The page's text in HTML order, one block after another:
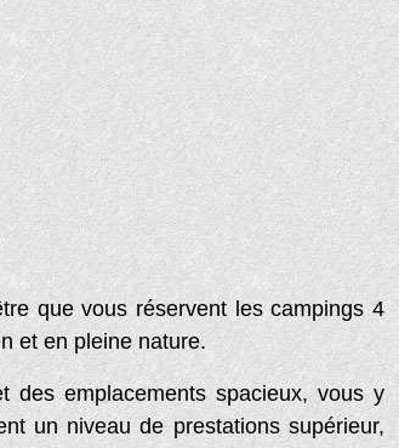
que vous réservent les campings 4
et en pleine nature.
des emplacements spacieux, vous y
un niveau de prestations supérieur,